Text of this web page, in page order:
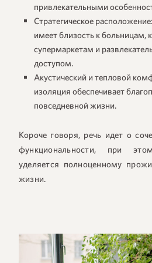
привлекательными
Стратегическое расположение:
имеет близость к больницам,
супермаркетам и
доступом.
Акустический и тепловой
изоляция обеспечивает
повседневной жизни.
Короче говоря, речь идет о
функциональности, при
уделяется полноценному
жизни.